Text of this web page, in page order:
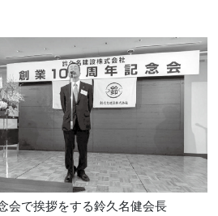
会で挨拶をする鈴久名健会長